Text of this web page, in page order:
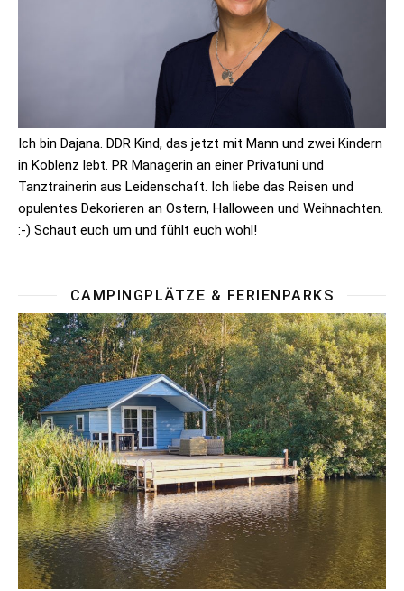
Ich bin Dajana. DDR Kind, das jetzt mit Mann und zwei Kindern
in Koblenz lebt. PR Managerin an einer Privatuni und
Tanztrainerin aus Leidenschaft. Ich liebe das Reisen und
opulentes Dekorieren an Ostern, Halloween und Weihnachten.
:-) Schaut euch um und fühlt euch wohl!
CAMPINGPLÄTZE & FERIENPARKS